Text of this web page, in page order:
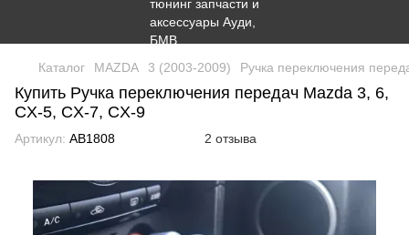
Каталог MAZDA 3 (2003-2009) Ручка переключения
Купить Ручка переключения передач Mazda 3, 6,
CX-5, CX-7, CX-9
Артикул: AB1808 2 отзыва